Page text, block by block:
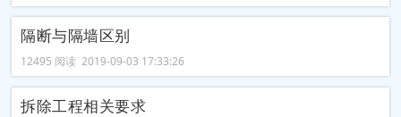
隔断与隔墙区别
12495 阅读 2019-09-03 17:33:26
拆除工程相关要求